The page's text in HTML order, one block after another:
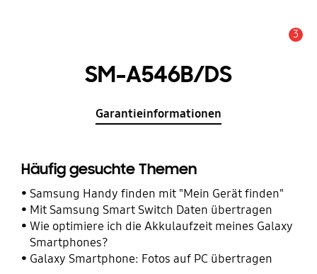
3
SM-A546B/DS
Garantieinformationen
Häufig gesuchte Themen
Samsung Handy finden mit "Mein Gerät finden"
Mit Samsung Smart Switch Daten übertragen
Wie optimiere ich die Akkulaufzeit meines Galaxy
Smartphones?
Galaxy Smartphone: Fotos auf PC übertragen